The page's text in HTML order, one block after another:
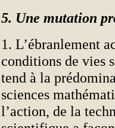
5. Une mutation
1. L’ébranlement
conditions de vies
tend à la
sciences
l’action, de la